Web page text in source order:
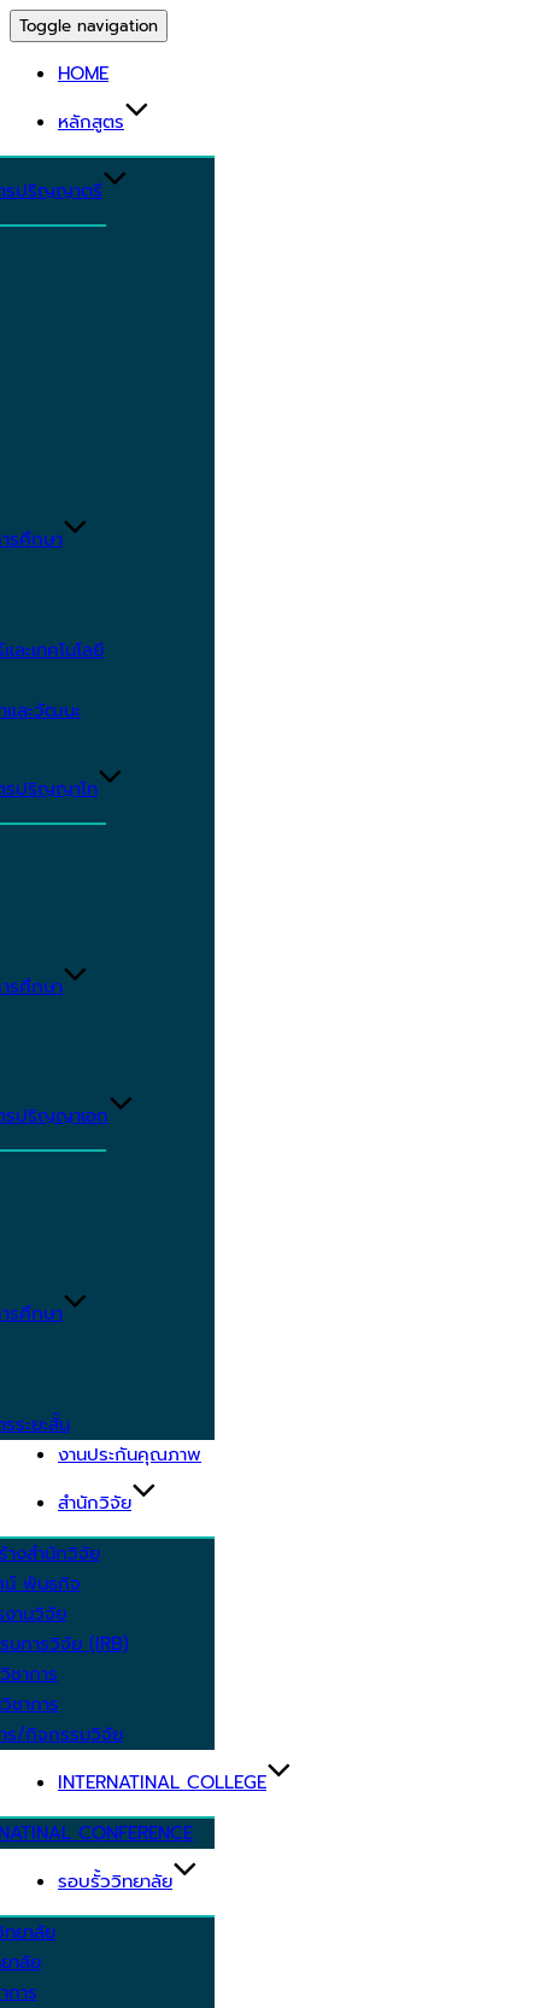
Toggle navigation
HOME
หลักสูตร
รปริญญาตรี
รศึกษา
ะเทคโนโลยี
และวัฒนะ
รปริญญาโท
รศึกษา
รปริญญาเอก
รศึกษา
ระยะสั้น
งานประกันคุณภาพ
สำนักวิจัย
างสำนักวิจัย
น์ พันธกิจ
งานวิจัย
มการวิจัย (IRB)
ชาการ
ชาการ
ร/กิจกรรมวิจัย
INTERNATINAL COLLEGE
CONFERENCE
รอบรั้ววิทยาลัย
ทยาลัย
าลัย
การ